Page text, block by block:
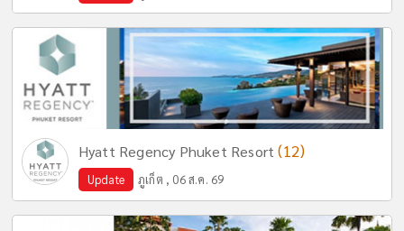
Hyatt Regency Phuket Resort(12)
Update ภูเก็ต , 06 ส.ค. 69